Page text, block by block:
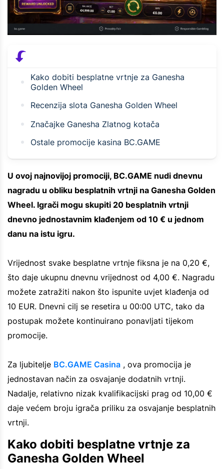
Kako dobiti besplatne vrtnje za Ganesha
Golden Wheel
Recenzija slota Ganesha Golden Wheel
Značajke Ganesha Zlatnog kotača
Ostale promocije kasina BC.GAME
U ovoj najnovijoj promociji, BC.GAME nudi dnevnu
nagradu u obliku besplatnih vrtnji na Ganesha Golden
Wheel. Igrači mogu skupiti 20 besplatnih vrtnji
dnevno jednostavnim klađenjem od 10 € u jednom
danu na istu igru.
Vrijednost svake besplatne vrtnje fiksna je na 0,20 €,
što daje ukupnu dnevnu vrijednost od 4,00 €. Nagradu
možete zatražiti nakon što ispunite uvjet klađenja od
10 EUR. Dnevni cilj se resetira u 00:00 UTC, tako da
postupak možete kontinuirano ponavljati tijekom
promocije.
Za ljubitelje BC.GAME Casina , ova promocija je
jednostavan način za osvajanje dodatnih vrtnji.
Nadalje, relativno nizak kvalifikacijski prag od 10,00 €
daje većem broju igrača priliku za osvajanje besplatnih
vrtnji.
Kako dobiti besplatne vrtnje za
Ganesha Golden Wheel